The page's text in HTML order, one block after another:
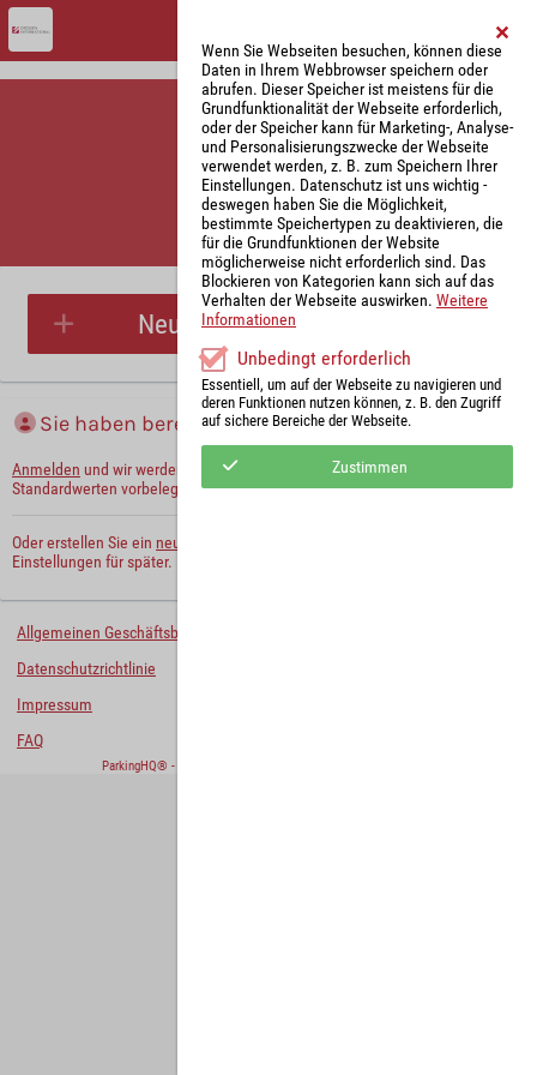
Parkplatzreservierung
Sie haben bereits ein Konto?
Anmelden und wir werden die notwendigen Informationen mit Ihren
Standardwerten vorbelegen.
Oder erstellen Sie ein neues Benutzerkonto
Einstellungen für später.
Neue Parkplatzreservierung
Allgemeinen Geschäftsbedingungen
Datenschutzrichtlinie
Impressum
FAQ
ParkingHQ® - eine Lösung von
Wenn Sie Webseiten besuchen, können diese
Daten in Ihrem Webbrowser speichern oder
abrufen. Dieser Speicher ist meistens für die
Grundfunktionalität der Webseite erforderlich,
oder der Speicher kann für Marketing-, Analyse-
und Personalisierungszwecke der Webseite
verwendet werden, z. B. zum Speichern Ihrer
Einstellungen. Datenschutz ist uns wichtig -
deswegen haben Sie die Möglichkeit,
bestimmte Speichertypen zu deaktivieren, die
für die Grundfunktionen der Website
möglicherweise nicht erforderlich sind. Das
Blockieren von Kategorien kann sich auf das
Verhalten der Webseite auswirken. Weitere
Informationen
Unbedingt erforderlich
Essentiell, um auf der Webseite zu navigieren und
deren Funktionen nutzen können, z. B. den Zugriff
auf sichere Bereiche der Webseite.
Zustimmen